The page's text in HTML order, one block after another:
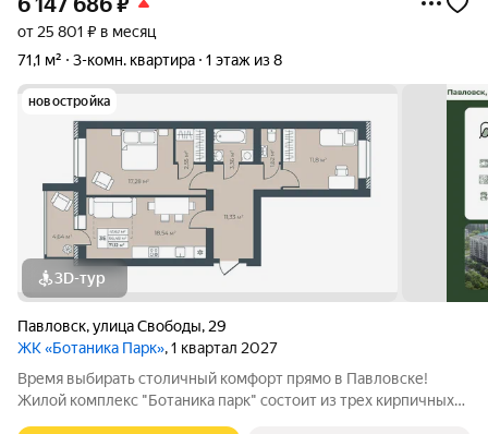
от 25 801 ₽ в месяц
71,1 м²
3-комн. квартира 1 этаж из 8
новостройка
3D-тур
Павловск,улица Свободы, 29
ЖК «Ботаника Парк», 1 квартал 2027
Время выбирать столичный комфорт прямо в Павловске!
Жилой комплекс "Ботаника парк" состоит из трех кирпичных